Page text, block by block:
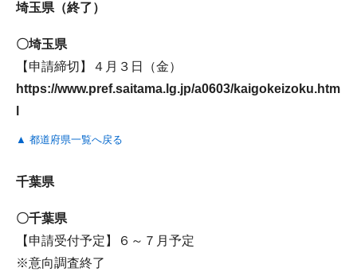
埼玉県（終了）
〇埼玉県
【申請締切】４月３日（金）
https://www.pref.saitama.lg.jp/a0603/kaigokeizoku.htm
▲ 都道府県一覧へ戻る
千葉県
〇千葉県
【申請受付予定】６～７月予定
※意向調査終了